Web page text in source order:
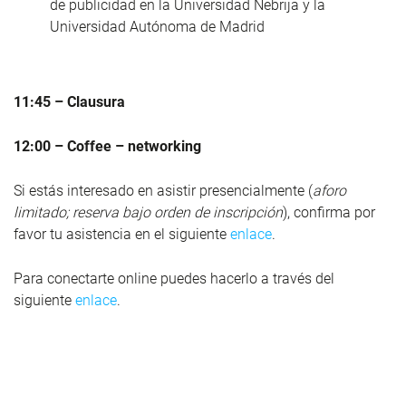
de publicidad en la Universidad Nebrija y la
Universidad Autónoma de Madrid
11:45 – Clausura
12:00 – Coffee – networking
Si estás interesado en asistir presencialmente (aforo
limitado; reserva bajo orden de inscripción), confirma por
favor tu asistencia en el siguiente enlace.
Para conectarte online puedes hacerlo a través del
siguiente enlace.